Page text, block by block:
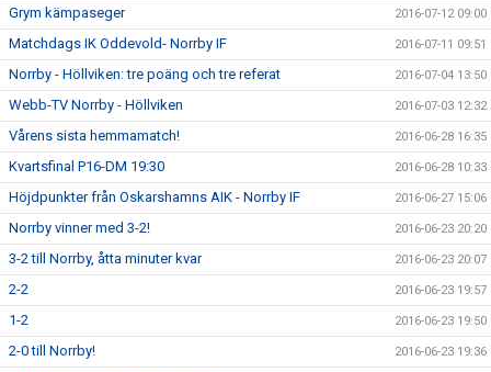
Grym kämpaseger 2016-07-12 09:00
Matchdags IK Oddevold- Norrby IF 2016-07-11 09:51
Norrby - Höllviken: tre poäng och tre referat 2016-07-04 13:50
Webb-TV Norrby - Höllviken 2016-07-03 12:32
Vårens sista hemmamatch! 2016-06-28 16:35
Kvartsfinal P16-DM 19:30 2016-06-28 10:33
Höjdpunkter från Oskarshamns AIK - Norrby IF 2016-06-27 15:06
Norrby vinner med 3-2! 2016-06-23 20:20
3-2 till Norrby, åtta minuter kvar 2016-06-23 20:07
2-2 2016-06-23 19:57
1-2 2016-06-23 19:50
2-0 till Norrby! 2016-06-23 19:36